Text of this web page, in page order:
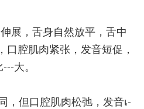
展，舌身自然放平，舌中
腔肌肉紧张，发音短促，
大。
，但口腔肌肉松弛，发音เ-